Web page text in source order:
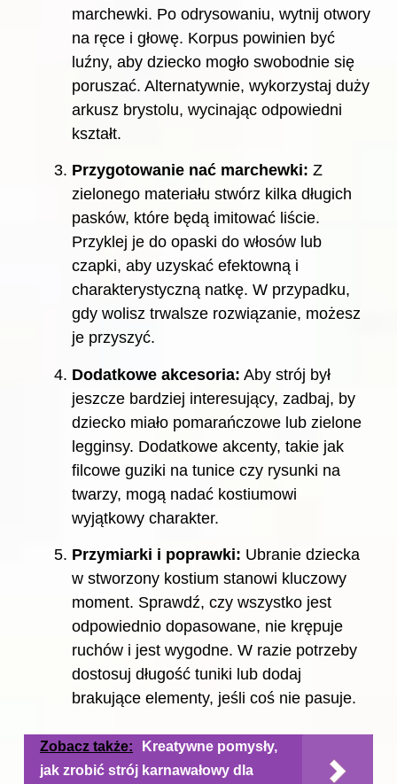
marchewki. Po odrysowaniu, wytnij otwory
na ręce i głowę. Korpus powinien być
luźny, aby dziecko mogło swobodnie się
poruszać. Alternatywnie, wykorzystaj duży
arkusz brystolu, wycinając odpowiedni
kształt.
Przygotowanie nać marchewki: Z
zielonego materiału stwórz kilka długich
pasków, które będą imitować liście.
Przyklej je do opaski do włosów lub
czapki, aby uzyskać efektowną i
charakterystyczną natkę. W przypadku,
gdy wolisz trwalsze rozwiązanie, możesz
je przyszyć.
Dodatkowe akcesoria: Aby strój był
jeszcze bardziej interesujący, zadbaj, by
dziecko miało pomarańczowe lub zielone
legginsy. Dodatkowe akcenty, takie jak
filcowe guziki na tunice czy rysunki na
twarzy, mogą nadać kostiumowi
wyjątkowy charakter.
Przymiarki i poprawki: Ubranie dziecka
w stworzony kostium stanowi kluczowy
moment. Sprawdź, czy wszystko jest
odpowiednio dopasowane, nie krępuje
ruchów i jest wygodne. W razie potrzeby
dostosuj długość tuniki lub dodaj
brakujące elementy, jeśli coś nie pasuje.
Zobacz także:
Kreatywne pomysły,
jak zrobić strój karnawałowy dla